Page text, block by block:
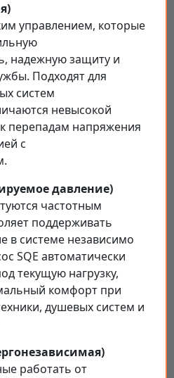
управлением, которые
надежную защиту и
Подходят для
систем
невысокой
перепадам напряжения
с
давление)
частотным
поддерживать
в системе независимо
SQE автоматически
текущую нагрузку,
комфорт при
душевых систем и
работать от